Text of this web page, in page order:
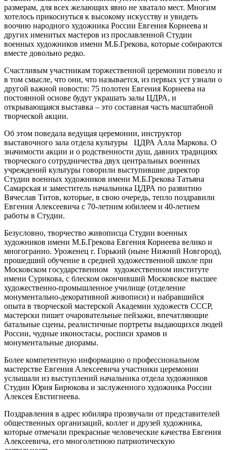
размерам, для всех желающих явно не хватало мест. Многим
хотелось прикоснуться к высокому искусству и увидеть
воочию народного художника России Евгения Корнеева и
других именитых мастеров из прославленной Студии
военных художников имени М.Б.Грекова, которые собираются
вместе довольно редко.
Счастливым участникам торжественной церемонии повезло и
в том смысле, что они, что называется, из первых уст узнали о
другой важной новости: 75 полотен Евгения Корнеева на
постоянной основе будут украшать залы ЦДРА, и
открывающаяся выставка – это составная часть масштабной
творческой акции.
Об этом поведала ведущая церемонии, инструктор
выставочного зала отдела культуры ЦДРА Алла Маркова. О
значимости акции и о родственности душ, давних традициях
творческого сотрудничества двух центральных военных
учреждений культуры говорили выступившие директор
Студии военных художников имени М.Б.Грекова Татьяна
Самарская и заместитель начальника ЦДРА по развитию
Вячеслав Титов, которые, в свою очередь, тепло поздравили
Евгения Алексеевича с 70-летним юбилеем и 40-летием
работы в Студии.
Безусловно, творчество живописца Студии военных
художников имени М.Б.Грекова Евгения Корнеева велико и
многогранно. Уроженец г. Горький (ныне Нижний Новгород),
прошедший обучение в средней художественной школе при
Московском государственном художественном институте
имени Сурикова, с блеском окончивший Московское высшее
художественно-промышленное училище (отделение
монументально-декоративной живописи) и набравшийся
опыта в творческой мастерской Академии художеств СССР,
мастерски пишет очаровательные пейзажи, впечатляющие
батальные сцены, реалистичные портреты выдающихся людей
России, чудные иконостасы, росписи храмов и
монументальные диорамы.
Более компетентную информацию о профессиональном
мастерстве Евгения Алексеевича участники церемонии
услышали из выступлений начальника отдела художников
Студии Юрия Бирюкова и заслуженного художника России
Алексея Евстигнеева.
Поздравления в адрес юбиляра прозвучали от представителей
общественных организаций, коллег и друзей художника,
которые отмечали прекрасные человеческие качества Евгения
Алексеевича, его многолетнюю патриотическую